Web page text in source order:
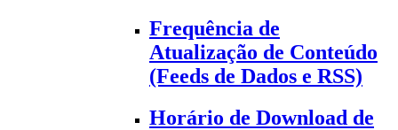
Frequência de
Atualização de Conteúdo
(Feeds de Dados e RSS)
Horário de Download de